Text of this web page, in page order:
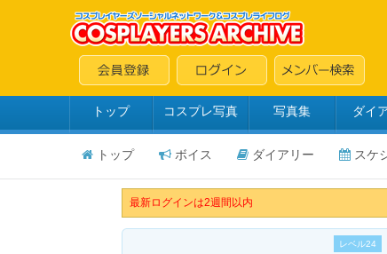
トップ コスプレ写真 写真集 ダイ
トップ ボイス ダイアリー スケ
最新ログインは2週間以内
レベル24